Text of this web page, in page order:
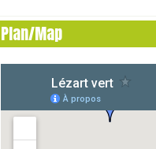
Plan/Map